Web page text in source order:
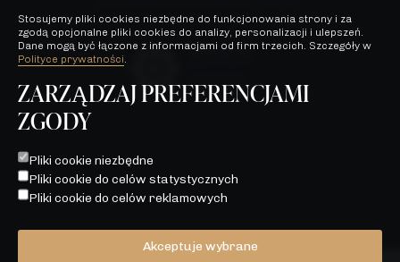
WSZELKIE PREZENTOWANE NA STRONIE MATERIAŁY MAJĄ
JEDYNIE CHARAKTER POGLĄDOWY I STANOWIĄ JEDYNIE
ZAPROSZENIE DO ZAWARCIA UMOWY, O KTÓREJ MOWA W
ART. 71 K.C. ORAZ NIE STANOWIĄ OFERTY W MYŚL ART. 66
Stosujemy pliki cookies niezbędne do funkcjonowania strony i za
zgodą opcjonalne pliki cookies do analizy, personalizacji i ulepszeń.
Dane mogą być łączone z informacjami od firm trzecich. Szczegóły w
Polityce prywatności
ZARZĄDZAJ PREFERENCJAMI
ZGODY
Pliki cookie niezbędne
Pliki cookie do celów statystycznych
Pliki cookie do celów reklamowych
Akceptuje wybrane